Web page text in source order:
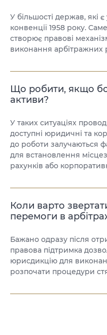
У більшості держав, які
конвенції 1958 року.
створює правові
виконання арбітражних
Що робити, якщо
активи?
У таких ситуаціях
доступні юридичні та
до роботи залучаються
для встановлення
рахунків або
Коли варто
перемоги в
Бажано одразу після
правова підтримка
юрисдикцію для
розпочати процедури